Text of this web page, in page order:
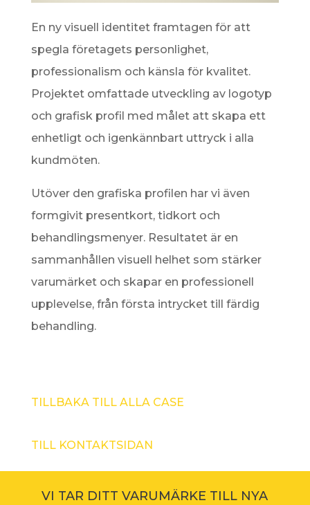
En ny visuell identitet framtagen för att
spegla företagets personlighet,
professionalism och känsla för kvalitet.
Projektet omfattade utveckling av logotyp
och grafisk profil med målet att skapa ett
enhetligt och igenkännbart uttryck i alla
kundmöten.
Utöver den grafiska profilen har vi även
formgivit presentkort, tidkort och
behandlingsmenyer. Resultatet är en
sammanhållen visuell helhet som stärker
varumärket och skapar en professionell
upplevelse, från första intrycket till färdig
behandling.
TILLBAKA TILL ALLA CASE
TILL KONTAKTSIDAN
VI TAR DITT VARUMÄRKE TILL NYA